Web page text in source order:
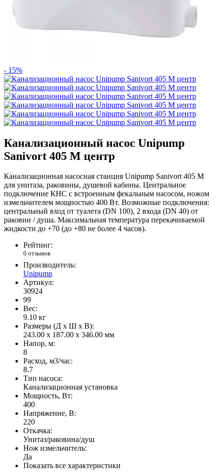
- 15%
Канализационный насос Unipump
Sanivort 405 M центр
Канализационная насосная станция Unipump Sanivort 405 M
для унитаза, раковины, душевой кабины. Центральное
подключение КНС с встроенным фекальным насосом, ножом
измельчителем мощностью 400 Вт. Возможные подключения:
центральный вход от туалета (DN 100), 2 входа (DN 40) от
раковин / душа. Максимальная температура перекачиваемой
жидкости до +70 (до +80 не более 4 часов).
Рейтинг:
0 отзывов
Производитель:
Unipump
Артикул:
30924
99
Вес:
9.10 кг
Размеры (Д x Ш x В):
243.00 x 187.00 x 346.00 мм
Напор, м:
8
Расход, м3/час:
8.7
Тип насоса:
Канализационная установка
Мощность, Вт:
400
Напряжение, В:
220
Откачка:
Унитаз/раковина/душ
Нож измельчитель:
Да
Показать все характеристики